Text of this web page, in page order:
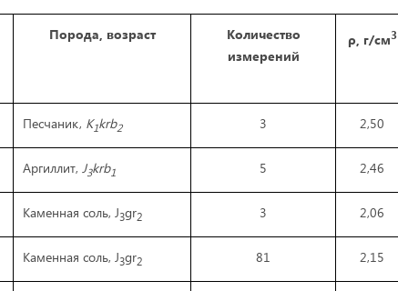
Порода, возраст
Количество
измерений
ρ, г/см3
Песчаник, K1krb2 3 2,50
Аргиллит, J3krb1 5 2,46
Каменная соль, J3gr2 3 2,06
Каменная соль, J3gr2 81 2,15